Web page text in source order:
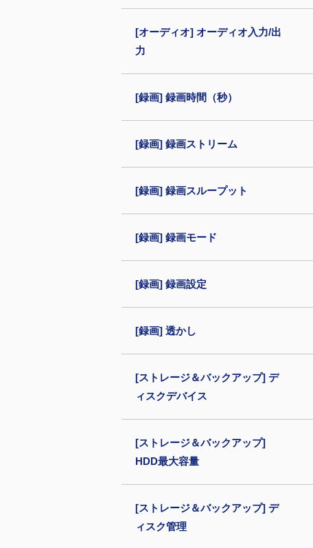
[オーディオ] オーディオ入力/出
力
[録画] 録画時間（秒）
[録画] 録画ストリーム
[録画] 録画スループット
[録画] 録画モード
[録画] 録画設定
[録画] 透かし
[ストレージ＆バックアップ] デ
ィスクデバイス
[ストレージ＆バックアップ]
HDD最大容量
[ストレージ＆バックアップ] デ
ィスク管理